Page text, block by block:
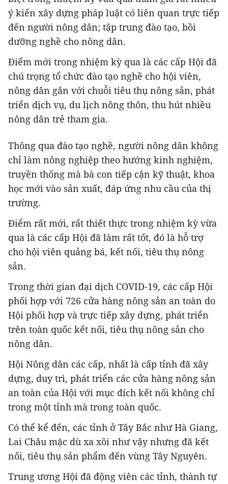
ý kiến xây dựng pháp luật có liên quan trực tiếp
đến người nông dân; tập trung đào tạo, bồi
dưỡng nghề cho nông dân.
Điểm mới trong nhiệm kỳ qua là các cấp Hội đã
chú trọng tổ chức đào tạo nghề cho hội viên,
nông dân gắn với chuỗi tiêu thụ nông sản, phát
triển dịch vụ, du lịch nông thôn, thu hút nhiều
nông dân trẻ tham gia.
Thông qua đào tạo nghề, người nông dân không
chỉ làm nông nghiệp theo hướng kinh nghiệm,
truyền thống mà bà con tiếp cận kỹ thuật, khoa
học mới vào sản xuất, đáp ứng nhu cầu của thị
trường.
Điểm rất mới, rất thiết thực trong nhiệm kỳ vừa
qua là các cấp Hội đã làm rất tốt, đó là hỗ trợ
cho hội viên quảng bá, kết nối, tiêu thụ nông
sản.
Trong thời gian đại dịch COVID-19, các cấp Hội
phối hợp với 726 cửa hàng nông sản an toàn do
Hội phối hợp và trực tiếp xây dựng, phát triển
trên toàn quốc kết nối, tiêu thụ nông sản cho
nông dân.
Hội Nông dân các cấp, nhất là cấp tỉnh đã xây
dựng, duy trì, phát triển các cửa hàng nông sản
an toàn của Hội với mục đích kết nối không chỉ
trong một tỉnh mà trong toàn quốc.
Có thể kể đến, các tỉnh ở Tây Bắc như Hà Giang,
Lai Châu mặc dù xa xôi như vậy nhưng đã kết
nối, tiêu thụ sản phẩm đến vùng Tây Nguyên.
Trung ương Hội đã động viên các tỉnh, thành tự